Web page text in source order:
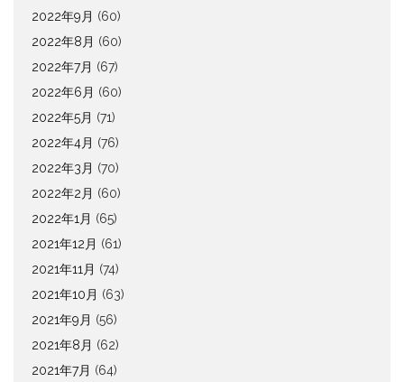
2022年9月 (60)
2022年8月 (60)
2022年7月 (67)
2022年6月 (60)
2022年5月 (71)
2022年4月 (76)
2022年3月 (70)
2022年2月 (60)
2022年1月 (65)
2021年12月 (61)
2021年11月 (74)
2021年10月 (63)
2021年9月 (56)
2021年8月 (62)
2021年7月 (64)